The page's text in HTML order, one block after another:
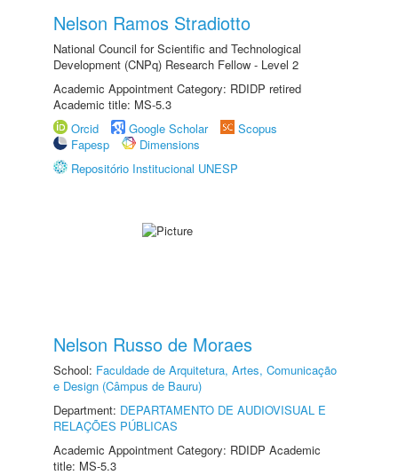
Nelson Ramos Stradiotto
National Council for Scientific and Technological
Development (CNPq) Research Fellow - Level 2
Academic Appointment Category: RDIDP retired
Academic title: MS-5.3
Orcid
Google Scholar
Scopus
Fapesp
Dimensions
Repositório Institucional UNESP
Nelson Russo de Moraes
School: Faculdade de Arquitetura, Artes, Comunicação
e Design (Câmpus de Bauru)
Department: DEPARTAMENTO DE AUDIOVISUAL E
RELAÇÕES PÚBLICAS
Academic Appointment Category: RDIDP Academic
title: MS-5.3